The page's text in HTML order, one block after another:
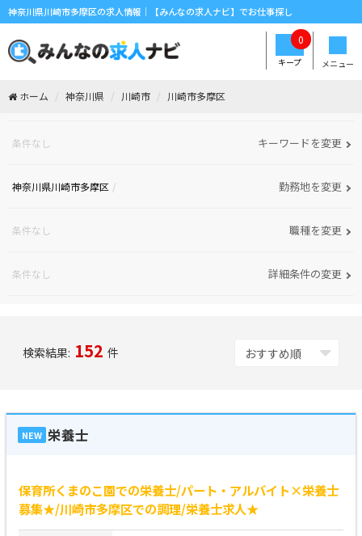
神奈川県川崎市多摩区の求人情報｜【みんなの求人ナビ】でお仕事探し
メニュー
キープ
0
ホーム 神奈川県 川崎市 川崎市多摩区
条件なし キーワードを変更
神奈川県川崎市多摩区 勤務地を変更
条件なし 職種を変更
条件なし 詳細条件の変更
検索結果: 152 件
NEW 栄養士
保育所くまのこ園での栄養士/パート・アルバイト×栄養士
募集★/川崎市多摩区での調理/栄養士求人★